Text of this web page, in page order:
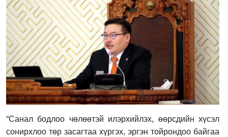
“Санал бодлоо чөлөөтэй илэрхийлэх, өөрсдийн хүсэл
сонирхлоо төр засагтаа хүргэх, эргэн тойрондоо байгаа